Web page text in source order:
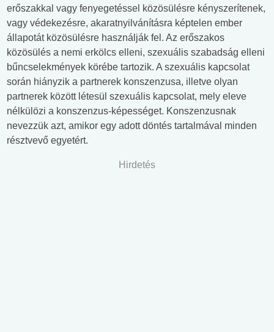
erőszakkal vagy fenyegetéssel közösülésre kényszerítenek,
vagy védekezésre, akaratnyilvánításra képtelen ember
állapotát közösülésre használják fel. Az erőszakos
közösülés a nemi erkölcs elleni, szexuális szabadság elleni
bűncselekmények körébe tartozik. A szexuális kapcsolat
során hiányzik a partnerek konszenzusa, illetve olyan
partnerek között létesül szexuális kapcsolat, mely eleve
nélkülözi a konszenzus-képességet. Konszenzusnak
nevezzük azt, amikor egy adott döntés tartalmával minden
résztvevő egyetért.
Hirdetés